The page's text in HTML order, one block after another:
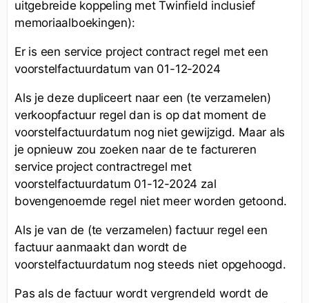
uitgebreide koppeling met Twinfield inclusief
memoriaalboekingen):
Er is een service project contract regel met een
voorstelfactuurdatum van 01-12-2024
Als je deze dupliceert naar een (te verzamelen)
verkoopfactuur regel dan is op dat moment de
voorstelfactuurdatum nog niet gewijzigd. Maar als
je opnieuw zou zoeken naar de te factureren
service project contractregel met
voorstelfactuurdatum 01-12-2024 zal
bovengenoemde regel niet meer worden getoond.
Als je van de (te verzamelen) factuur regel een
factuur aanmaakt dan wordt de
voorstelfactuurdatum nog steeds niet opgehoogd.
Pas als de factuur wordt vergrendeld wordt de